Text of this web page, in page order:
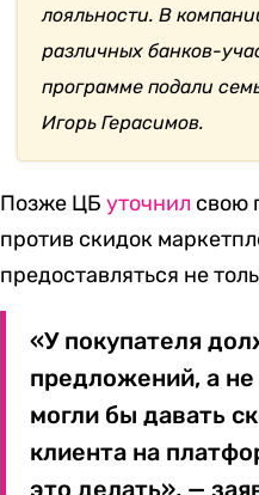
лояльности. В
различных банков-
программе подали
Игорь Герасимов.
Позже ЦБуточнил свою
против скидок
предоставляться не
«У покупателя
предложений, а не
могли бы давать
клиента на
это делать», —